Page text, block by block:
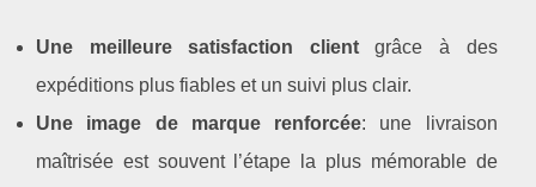
Une meilleure satisfaction clientgrâce à des
expéditions plus fiables et un suivi plus clair.
Une image de marque renforcée: une livraison
maîtrisée est souvent l’étape la plus mémorable de